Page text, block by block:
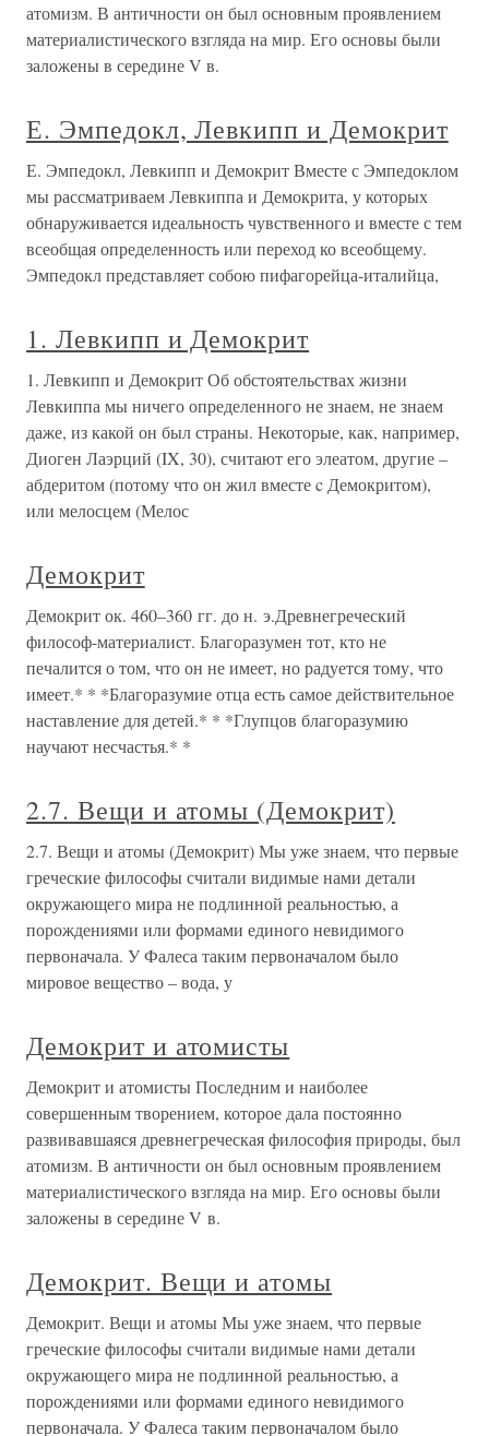
атомизм. В античности он был основным проявлением
материалистического взгляда на мир. Его основы были
заложены в середине V в.
Е. Эмпедокл, Левкипп и Демокрит
Е. Эмпедокл, Левкипп и Демокрит Вместе с Эмпедоклом
мы рассматриваем Левкиппа и Демокрита, у которых
обнаруживается идеальность чувственного и вместе с тем
всеобщая определенность или переход ко всеобщему.
Эмпедокл представляет собою пифагорейца-италийца,
1. Левкипп и Демокрит
1. Левкипп и Демокрит Об обстоятельствах жизни
Левкиппа мы ничего определенного не знаем, не знаем
даже, из какой он был страны. Некоторые, как, например,
Диоген Лаэрций (IX, 30), считают его элеатом, другие –
абдеритом (потому что он жил вместе c Демокритом),
или мелосцем (Мелос
Демокрит
Демокрит ок. 460–360 гг. до н. э.Древнегреческий
философ-материалист. Благоразумен тот, кто не
печалится о том, что он не имеет, но радуется тому, что
имеет.* * *Благоразумие отца есть самое действительное
наставление для детей.* * *Глупцов благоразумию
научают несчастья.* *
2.7. Вещи и атомы (Демокрит)
2.7. Вещи и атомы (Демокрит) Мы уже знаем, что первые
греческие философы считали видимые нами детали
окружающего мира не подлинной реальностью, а
порождениями или формами единого невидимого
первоначала. У Фалеса таким первоначалом было
мировое вещество – вода, у
Демокрит и атомисты
Демокрит и атомисты Последним и наиболее
совершенным творением, которое дала постоянно
развивавшаяся древнегреческая философия природы, был
атомизм. В античности он был основным проявлением
материалистического взгляда на мир. Его основы были
заложены в середине V в.
Демокрит. Вещи и атомы
Демокрит. Вещи и атомы Мы уже знаем, что первые
греческие философы считали видимые нами детали
окружающего мира не подлинной реальностью, а
порождениями или формами единого невидимого
первоначала. У Фалеса таким первоначалом было